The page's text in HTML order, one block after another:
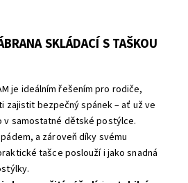
SKLÁDACÍ S TAŠKOU
je ideálním řešením pro rodiče,
zajistit bezpečný spánek – ať už ve
samostatné dětské postýlce.
a zároveň díky svému
tašce poslouží i jako snadná